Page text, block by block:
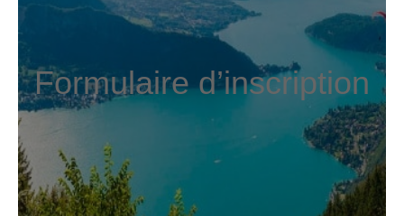
Formulaire d’inscription